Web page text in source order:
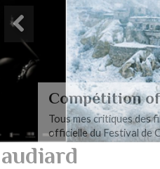
Compétition
Tous mes critiques des
officielle du Festival de
audiard